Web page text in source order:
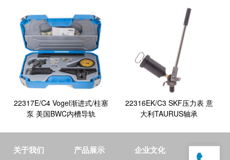
22317E/C4 Vogel渐进式/柱塞
泵 美国BWC内槽导轨
22316EK/C3 SKF压力表 意
大利TAURUS轴承
关于我们 产品展示 企业文化